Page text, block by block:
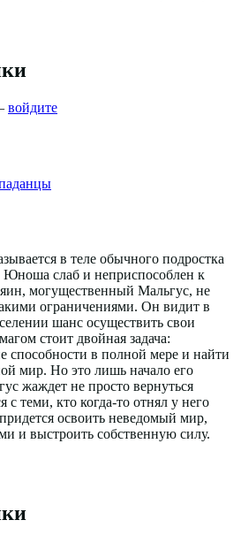
войдите
в теле обычного подростка
слаб и неприспособлен к
могущественный Мальгус, не
ограничениями. Он видит в
шанс осуществить свои
стоит двойная задача:
способности в полной мере и найти
мир. Но это лишь начало его
жаждет не просто вернуться
с теми, кто когда-то отнял у него
освоить неведомый мир,
и выстроить собственную силу.